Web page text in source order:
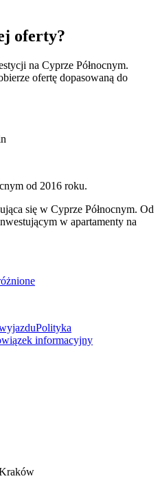
oferty?
na Cyprze Północnym.
ofertę dopasowaną do
od 2016 roku.
się w Cyprze Północnym. Od
w apartamenty na
Polityka
informacyjny